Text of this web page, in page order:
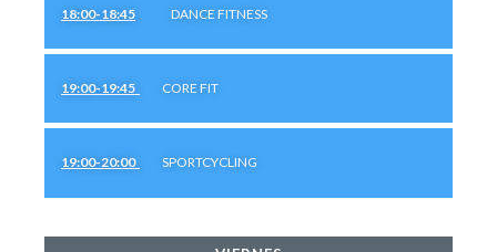
18:00-18:45 DANCE FITNESS
19:00-19:45 CORE FIT
19:00-20:00 SPORTCYCLING